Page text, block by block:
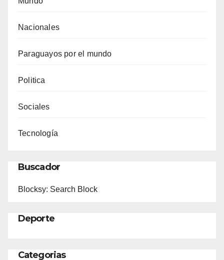
Nacionales
Paraguayos por el mundo
Politica
Sociales
Tecnología
Buscador
Blocksy: Search Block
Deporte
Categorias